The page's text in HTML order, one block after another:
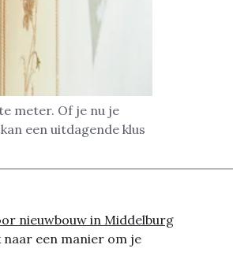
meter. Of je nu je
een uitdagende klus
nieuwbouw in Middelburg
naar een manier om je